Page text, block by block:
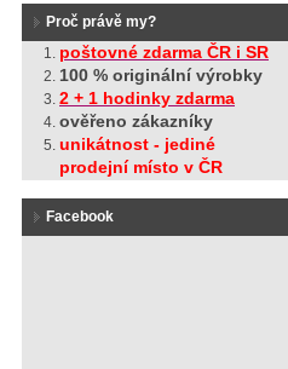
Proč právě my?
poštovné zdarma ČR i SR
100 % originální výrobky
2 + 1 hodinky zdarma
ověřeno zákazníky
unikátnost - jediné
prodejní místo v ČR
Facebook